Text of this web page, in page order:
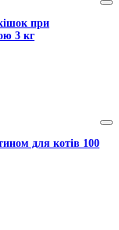
при
3 кг
для котів 100